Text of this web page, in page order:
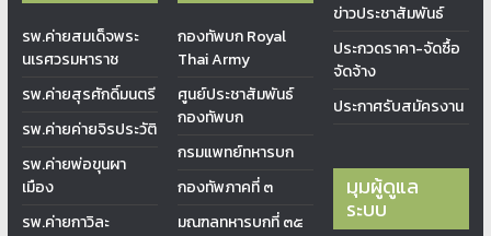
รพ.ค่ายสมเด็จพระ
นเรศวรมหาราช
รพ.ค่ายสุรศักดิ์มนตรี
รพ.ค่ายค่ายจิรประวัติ
รพ.ค่ายพ่อขุนผา
เมือง
รพ.ค่ายกาวิละ
กองทัพบก Royal
Thai Army
ศูนย์ประชาสัมพันธ์
กองทัพบก
กรมแพทย์ทหารบก
กองทัพภาคที่ ๓
มณฑลทหารบกที่ ๓๕
ข่าวประชาสัมพันธ์
ประกวดราคา-จัดซื้อ
จัดจ้าง
ประกาศรับสมัครงาน
มุมผู้ดูแล
ระบบ